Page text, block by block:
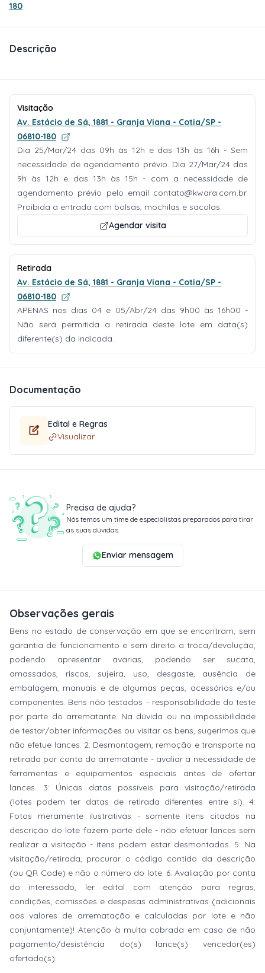
180
Descrição
Visitação
Av. Estácio de Sá, 1881 - Granja Viana - Cotia/SP -
06810-180
Dia 25/Mar/24 das 09h às 12h e das 13h às 16h - Sem
necessidade de agendamento prévio. Dia 27/Mar/24 das
9h às 12h e das 13h às 15h - com a necessidade de
agendamento prévio pelo email contato@kwara.com.br.
Proibida a entrada com bolsas, mochilas e sacolas.
Agendar visita
Retirada
Av. Estácio de Sá, 1881 - Granja Viana - Cotia/SP -
06810-180
APENAS nos dias 04 e 05/Abr/24 das 9h00 às 16h00 -
Não será permitida a retirada deste lote em data(s)
diferente(s) da indicada.
Documentação
Edital e Regras
Visualizar
Precisa de ajuda?
Nós temos um time de especialistas preparados para tirar
as suas dúvidas.
Enviar mensagem
Observações gerais
Bens no estado de conservação em que se encontram, sem
garantia de funcionamento e sem direito a troca/devolução,
podendo apresentar avarias, podendo ser sucata,
amassados, riscos, sujeira, uso, desgaste, ausência de
embalagem, manuais e de algumas peças, acessórios e/ou
componentes. Bens não testados – responsabilidade do teste
por parte do arrematante. Na dúvida ou na impossibilidade
de testar/obter informações ou visitar os bens, sugerimos que
não efetue lances. 2: Desmontagem, remoção e transporte na
retirada por conta do arrematante - avaliar a necessidade de
ferramentas e equipamentos especiais antes de ofertar
lances. 3: Únicas datas possíveis para visitação/retirada
(lotes podem ter datas de retirada diferentes entre si). 4:
Fotos meramente ilustrativas - somente itens citados na
descrição do lote fazem parte dele - não efetuar lances sem
realizar a visitação - itens podem estar desmontados. 5: Na
visitação/retirada, procurar o código contido da descrição
(ou QR Code) e não o número do lote. 6: Avaliação por conta
do interessado, ler edital com atenção para regras,
condições, comissões e despesas administrativas (adicionais
aos valores de arrematação e calculadas por lote e não
conjuntamente)! Atenção à multa cobrada em caso de não
pagamento/desistência do(s) lance(s) vencedor(es)
ofertado(s).